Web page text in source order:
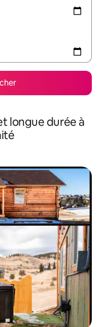
longue durée à
appréciés